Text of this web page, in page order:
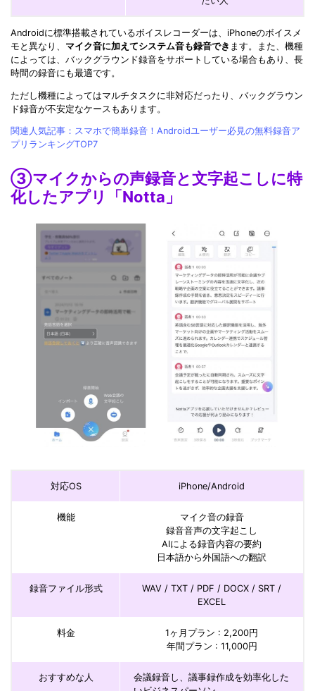
Androidに標準搭載されているボイスレコーダーは、iPhoneのボイスメ
モと異なり、 マイク音に加えてシステム音も録音でき ます。また、機種
によっては、バックグラウンド録音をサポートしている場合もあり、長
時間の録音にも最適です。
ただし機種によってはマルチタスクに非対応だったり、バックグラウン
ド録音が不安定なケースもあります。
関連人気記事：スマホで簡単録音！Androidユーザー必見の無料録音ア
プリランキングTOP7
③マイクからの声録音と文字起こしに特
化したアプリ「Notta」
対応OS iPhone/Android
機能
マイク音の録音
録音音声の文字起こし
AIによる録音内容の要約
日本語から外国語への翻訳
録音ファイル形式
WAV / TXT / PDF / DOCX / SRT /
EXCEL
料金
1ヶ月プラン : 2,200円
年間プラン : 11,000円
おすすめな人
会議録音し、議事録作成を効率化した